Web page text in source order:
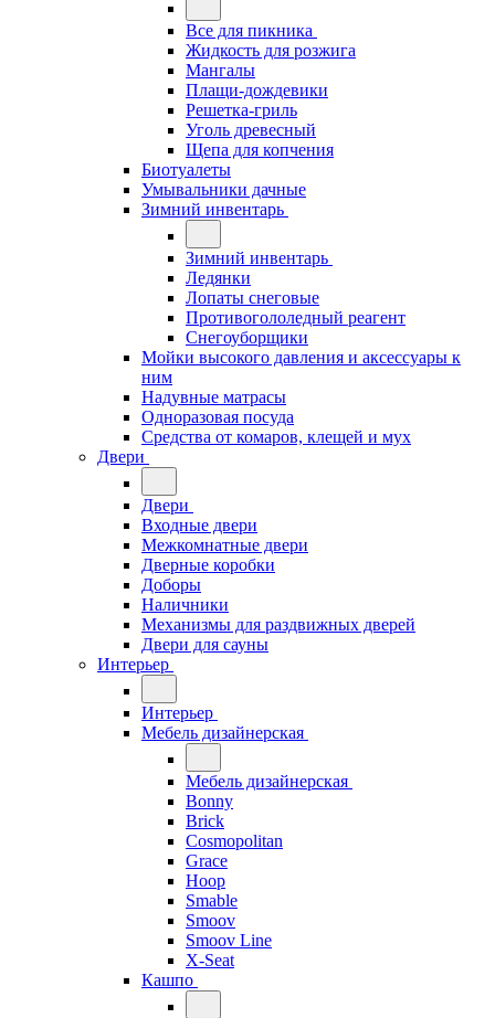
Все для пикника
Жидкость для розжига
Мангалы
Плащи-дождевики
Решетка-гриль
Уголь древесный
Щепа для копчения
Биотуалеты
Умывальники дачные
Зимний инвентарь
Зимний инвентарь
Ледянки
Лопаты снеговые
Противогололедный реагент
Снегоуборщики
Мойки высокого давления и аксессуары к
ним
Надувные матрасы
Одноразовая посуда
Средства от комаров, клещей и мух
Двери
Двери
Входные двери
Межкомнатные двери
Дверные коробки
Доборы
Наличники
Механизмы для раздвижных дверей
Двери для сауны
Интерьер
Интерьер
Мебель дизайнерская
Мебель дизайнерская
Bonny
Brick
Cosmopolitan
Grace
Hoop
Smable
Smoov
Smoov Line
X-Seat
Кашпо